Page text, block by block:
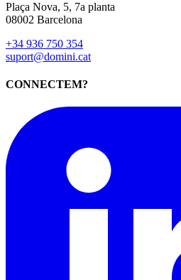
Plaça Nova, 5, 7a planta
08002 Barcelona
+34 936 750 354
suport@domini.cat
CONNECTEM?